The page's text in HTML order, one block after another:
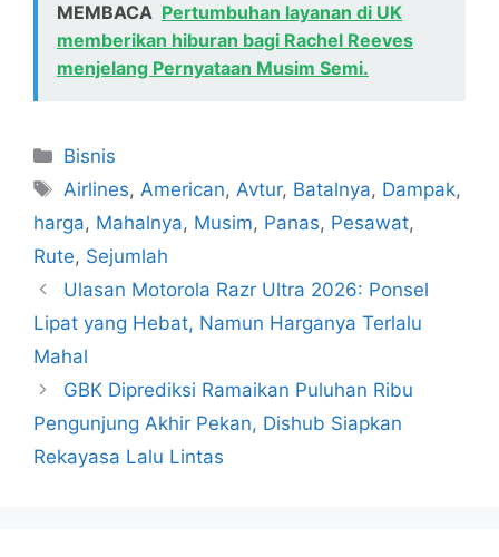
MEMBACA Pertumbuhan layanan di UK
memberikan hiburan bagi Rachel Reeves
menjelang Pernyataan Musim Semi.
Kategori
Bisnis
Tag
Airlines,American,Avtur, Batalnya, Dampak,
harga, Mahalnya, Musim, Panas, Pesawat,
Rute, Sejumlah
Ulasan Motorola Razr Ultra 2026: Ponsel
Lipat yang Hebat, Namun Harganya Terlalu
Mahal
GBK Diprediksi Ramaikan Puluhan Ribu
Pengunjung Akhir Pekan, Dishub Siapkan
Rekayasa Lalu Lintas